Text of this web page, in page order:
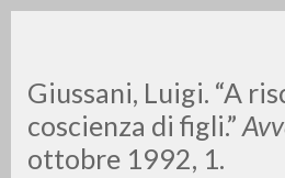
Giussani, Luigi. “A
coscienza di figli.”
ottobre 1992, 1.